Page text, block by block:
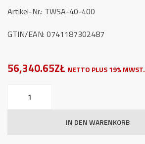
Artikel-Nr.: TWSA-40-400
GTIN/EAN: 0741187302487
56,340.65ZŁ NETTO PLUS 19% MWST.
IN DEN WARENKORB